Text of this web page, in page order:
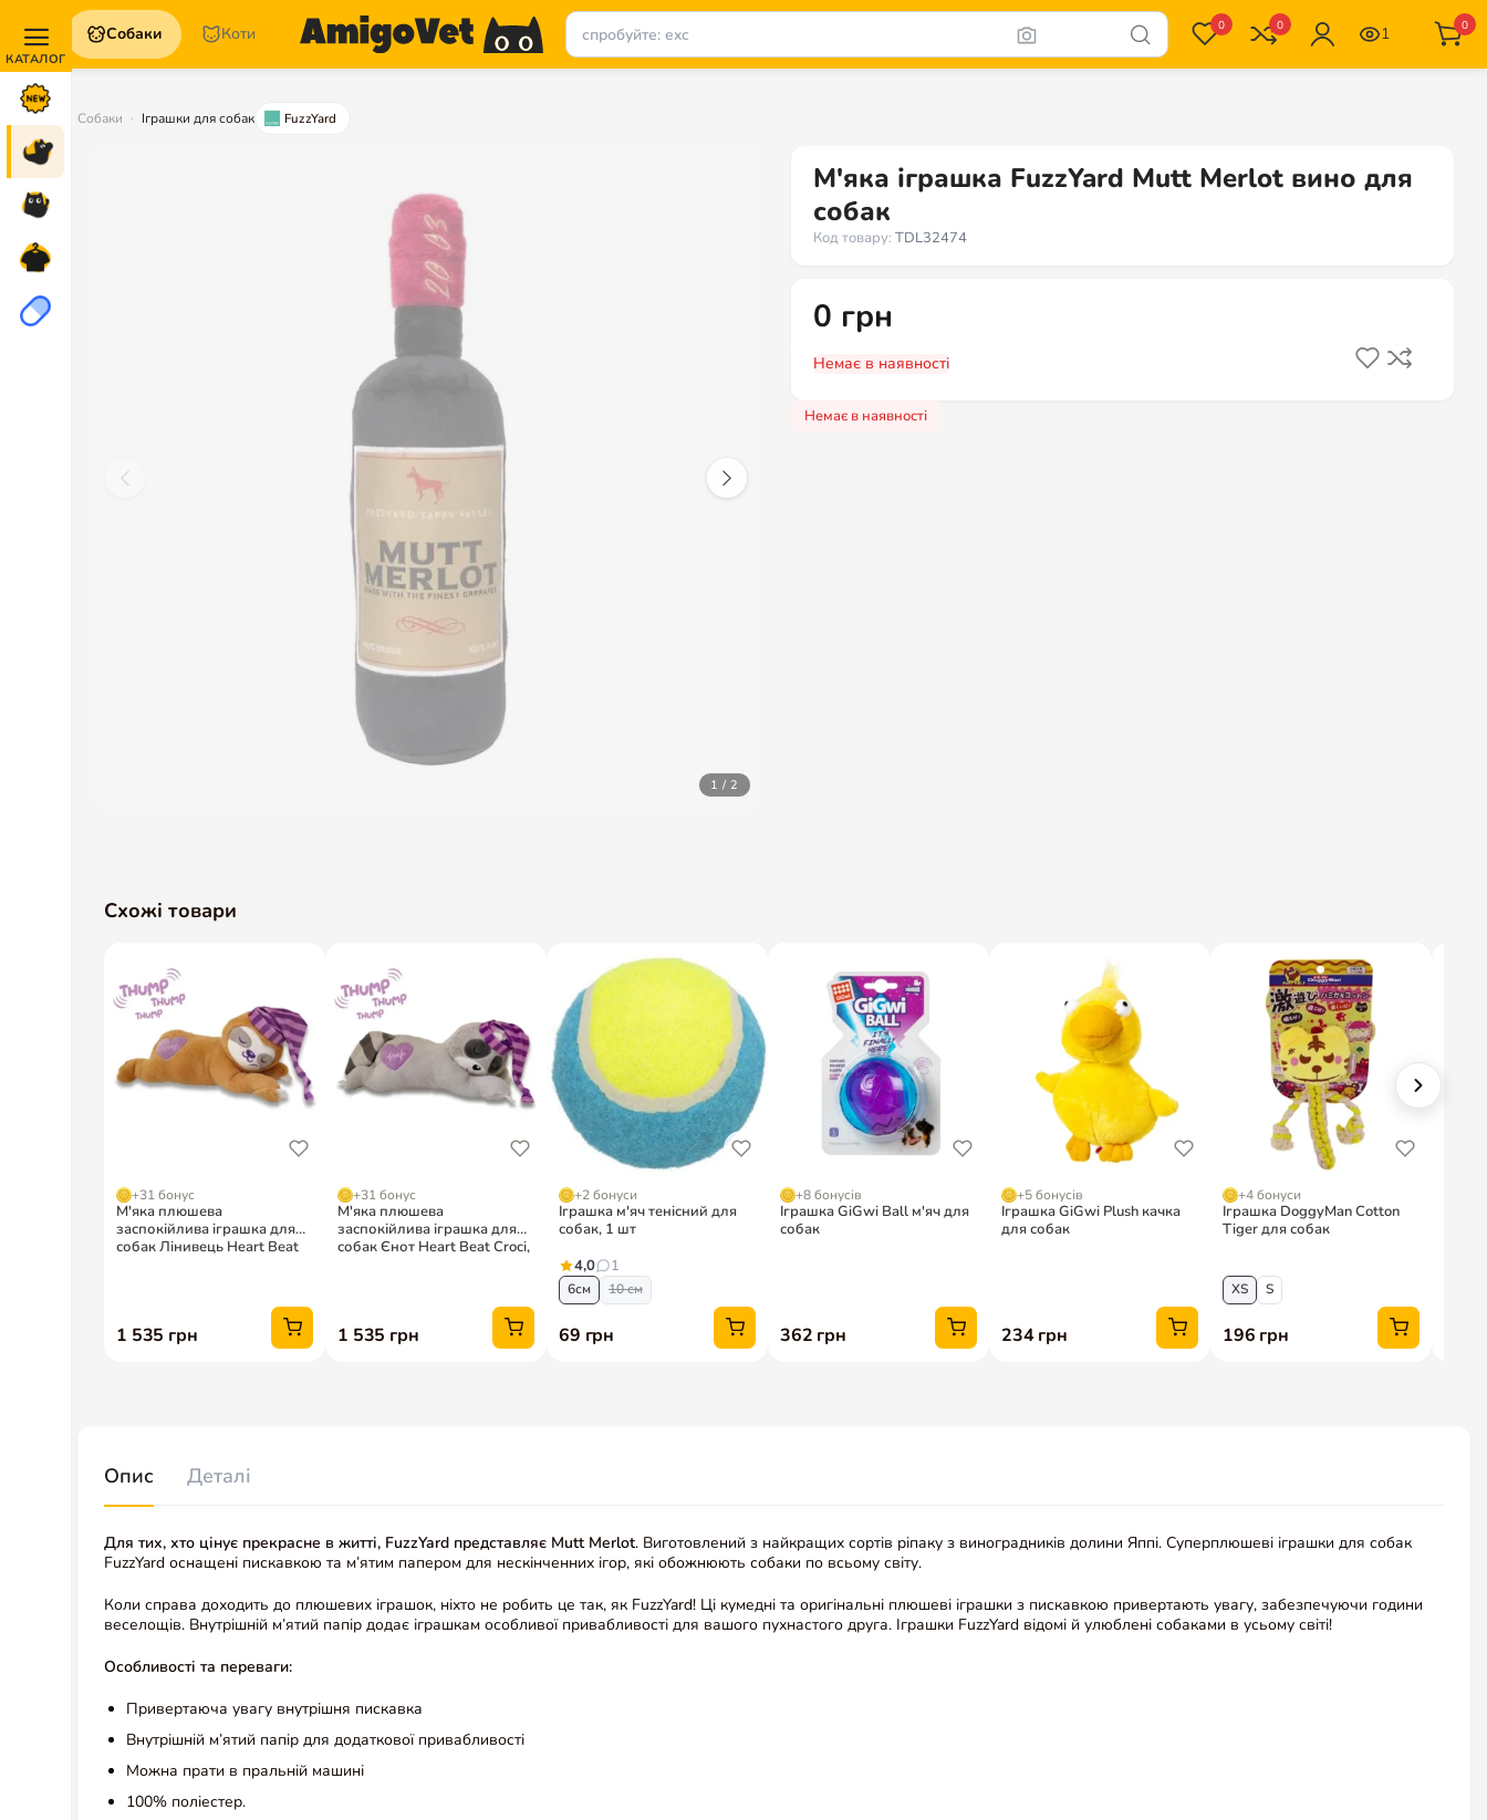
Собаки Коти 0 0 1 0
Собаки Іграшки для собак FuzzYard
1 / 2
М'яка іграшка FuzzYard Mutt Merlot вино для
собак
Код товару: TDL32474
0 грн
Немає в наявності
Немає в наявності
Схожі товари
Опис Деталі
Для тих, хто цінує прекрасне в житті, FuzzYard представляє Mutt Merlot. Виготовлений з найкращих сортів ріпаку з виноградників долини Яппі. Суперплюшеві іграшки для собак
FuzzYard оснащені пискавкою та м’ятим папером для нескінченних ігор, які обожнюють собаки по всьому світу.
Коли справа доходить до плюшевих іграшок, ніхто не робить це так, як FuzzYard! Ці кумедні та оригінальні плюшеві іграшки з пискавкою привертають увагу, забезпечуючи години
веселощів. Внутрішній м’ятий папір додає іграшкам особливої привабливості для вашого пухнастого друга. Іграшки FuzzYard відомі й улюблені собаками в усьому світі!
Особливості та переваги:
Привертаюча увагу внутрішня пискавка
Внутрішній м’ятий папір для додаткової привабливості
Можна прати в пральній машині
100% поліестер.
Новинки